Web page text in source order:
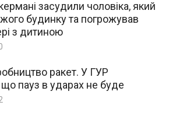
будинку та погрожував
з дитиною
ракет. У ГУР
пауз в ударах не буде